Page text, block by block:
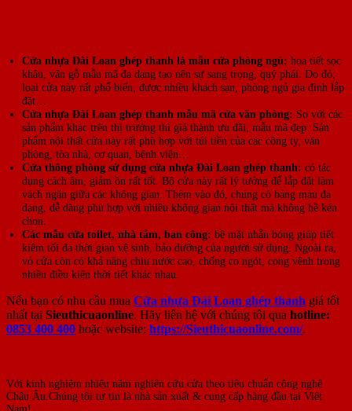
Cửa nhựa Đài Loan ghép thanh là mẫu cửa phòng ngủ: họa tiết sọc
khâu, vân gỗ mẫu mã đa dạng tạo nên sự sang trọng, quý phái. Do đó,
loại cửa này rất phổ biến, được nhiều khách sạn, phòng ngủ gia đình lắp
đặt…
Cửa nhựa Đài Loan ghép thanh mẫu mã cửa văn phòng: So với các
sản phẩm khác trên thị trường thì giá thành ưu đãi, mẫu mã đẹp. Sản
phẩm nội thất cửa này rất phù hợp với túi tiền của các công ty, văn
phòng, tòa nhà, cơ quan, bệnh viện…
Cửa thông phòng sử dụng cửa nhựa Đài Loan ghép thanh: có tác
dụng cách âm, giảm ồn rất tốt. Bộ cửa này rất lý tưởng để lắp đặt làm
vách ngăn giữa các không gian. Thêm vào đó, chúng có bảng màu đa
dạng, dễ dàng phù hợp với nhiều không gian nội thất mà không hề kén
chọn.
Các mẫu cửa toilet, nhà tắm, ban công: bề mặt nhẵn bóng giúp tiết
kiệm tối đa thời gian vệ sinh, bảo dưỡng của người sử dụng. Ngoài ra,
vỏ cửa còn có khả năng chịu nước cao, chống co ngót, cong vênh trong
nhiều điều kiện thời tiết khác nhau.
Nếu bạn có nhu cầu mua Cửa nhựa Đài Loan ghép thanh giá tốt
nhất tại Sieuthicuaonline. Hãy liên hệ với chúng tôi qua hotline:
0853 400 400 hoặc website: https://Sieuthicuaonline.com/.
Với kinh nghiệm nhiêu năm nghiên cứu cửa theo tiêu chuẩn công nghệ
Châu Âu.Chúng tôi tự tin là nhà sản xuất & cung cấp hàng đầu tại Việt